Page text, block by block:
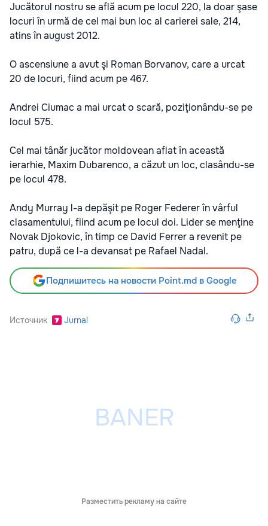
Jucătorul nostru se află acum pe locul 220, la doar şase
locuri în urmă de cel mai bun loc al carierei sale, 214,
atins în august 2012.
O ascensiune a avut şi Roman Borvanov, care a urcat
20 de locuri, fiind acum pe 467.
Andrei Ciumac a mai urcat o scară, poziţionându-se pe
locul 575.
Cel mai tânăr jucător moldovean aflat în această
ierarhie, Maxim Dubarenco, a căzut un loc, clasându-se
pe locul 478.
​Andy Murray l-a depăşit pe Roger Federer în vârful
clasamentului, fiind acum pe locul doi. Lider se menţine
Novak Djokovic, în timp ce David Ferrer a revenit pe
patru, după ce l-a devansat pe Rafael Nadal.
Подпишитесь на новости Point.md в Google
Источник Jurnal
Разместить рекламу на сайте